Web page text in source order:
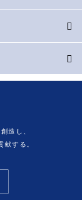
造し、
する。